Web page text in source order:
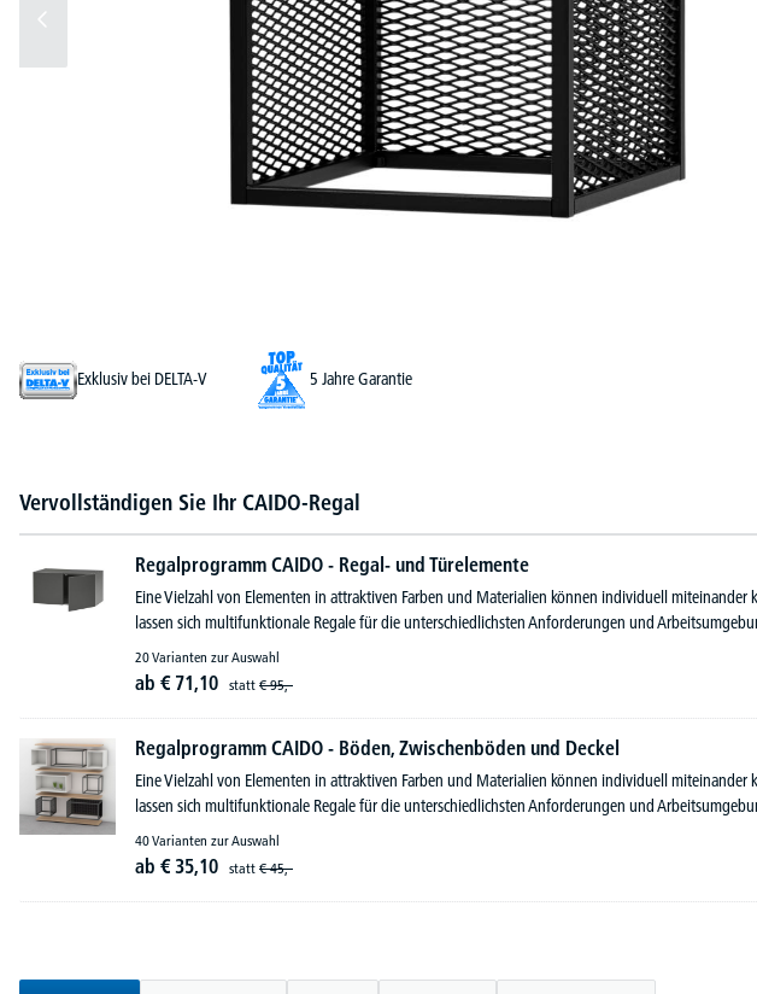
Exklusiv bei DELTA-V 5 Jahre Garantie
Vervollständigen Sie Ihr CAIDO-Regal
Regalprogramm CAIDO - Regal- und Türelemente
Eine Vielzahl von Elementen in attraktiven Farben und Materialien können individuell miteinander
lassen sich multifunktionale Regale für die unterschiedlichsten Anforderungen und
20 Varianten zur Auswahl
ab € 71,10 statt € 95,-
Regalprogramm CAIDO - Böden, Zwischenböden und Deckel
Eine Vielzahl von Elementen in attraktiven Farben und Materialien können individuell miteinander
lassen sich multifunktionale Regale für die unterschiedlichsten Anforderungen und
40 Varianten zur Auswahl
ab € 35,10 statt € 45,-